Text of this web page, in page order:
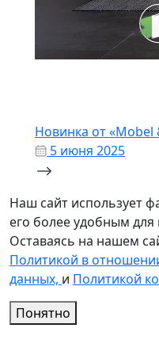
Новинка от «Mobel
5 июня 2025
Наш сайт использует
его более удобным для
Оставаясь на нашем
Политикой в
данных, и Политикой
Понятно